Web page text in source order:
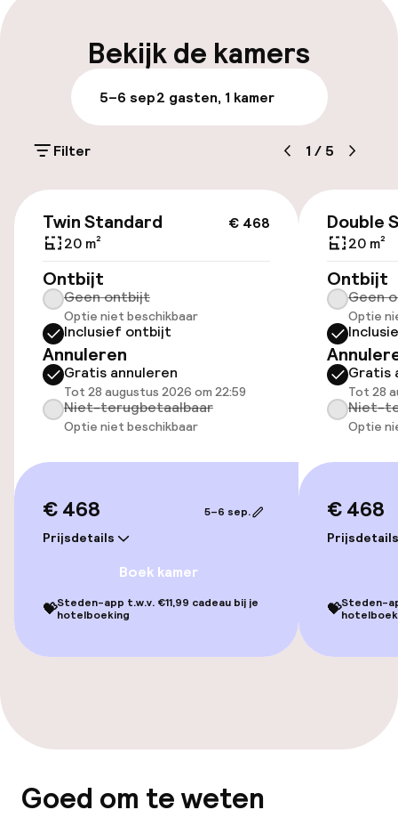
Bagageruimte
Parkeren & mobiliteit
(buiten)
Gratis parkeren
Toegankelijkheid
Overal rolstoeltoegankelijk
Lift
geoptimaliseerde kamers beschikbaar
Familiekamers beschikbaar
Voor toegankelijkheid
geoptimaliseerde kamers beschikbaar
Bekijk de kamers
5–6 sep2 gasten, 1 kamer
Filter 1 / 5
€ 468
Twin Standard
20 m²
Ontbijt
Geen ontbijt
Optie niet beschikbaar
Inclusief ontbijt
Annuleren
Gratis annuleren
Tot 28 augustus 2026 om 22:59
Niet-terugbetaalbaar
Optie niet beschikbaar
€ 468
Prijsdetails
5–6 sep.
Boek kamer
💝Steden-app t.w.v. €11,99 cadeau bij je
hotelboeking
Double
20 m²
Ontbijt
Geen
Optie
Gratis
Tot 28
Niet-
Optie
€ 468
Prijsdetails
💝Steden-
Goed om te weten